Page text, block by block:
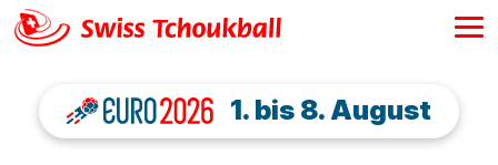
1. bis 8. August